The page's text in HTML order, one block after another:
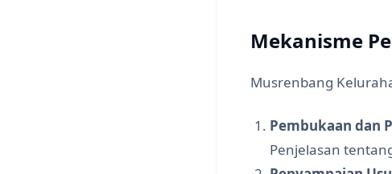
Mekanisme
Musrenbang
Pembukaan dan
Penjelasan